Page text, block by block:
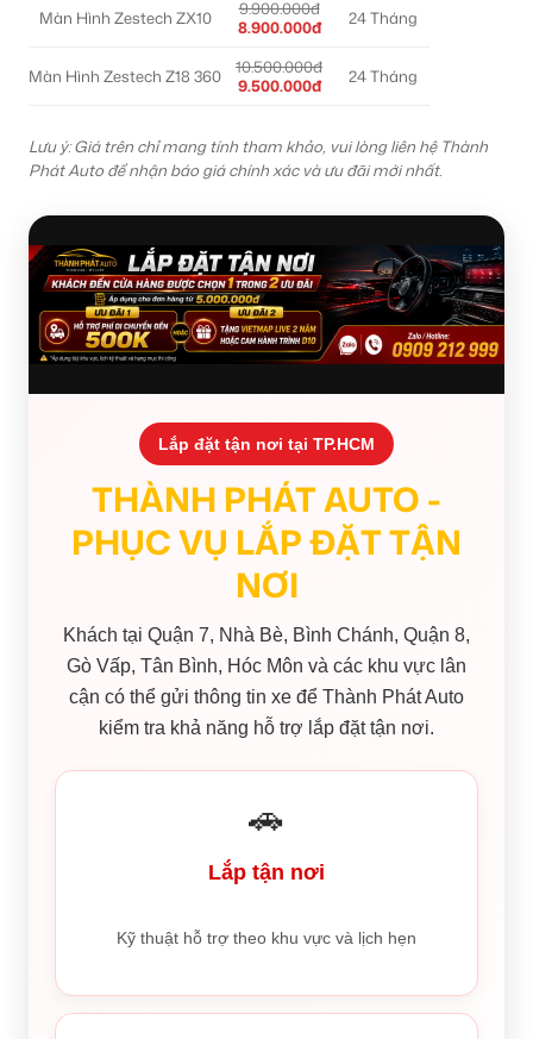
Màn Hình Zestech ZX10
9.900.000đ
8.900.000đ
24 Tháng
Màn Hình Zestech Z18 360
10.500.000đ
9.500.000đ
24 Tháng
Lưu ý: Giá trên chỉ mang tính tham khảo, vui lòng liên hệ Thành
Phát Auto để nhận báo giá chính xác và ưu đãi mới nhất.
Lắp đặt tận nơi tại TP.HCM
THÀNH PHÁT AUTO -
PHỤC VỤ LẮP ĐẶT TẬN
NƠI
Khách tại Quận 7, Nhà Bè, Bình Chánh, Quận 8,
Gò Vấp, Tân Bình, Hóc Môn và các khu vực lân
cận có thể gửi thông tin xe để Thành Phát Auto
kiểm tra khả năng hỗ trợ lắp đặt tận nơi.
🚗
Lắp tận nơi
Kỹ thuật hỗ trợ theo khu vực và lịch hẹn